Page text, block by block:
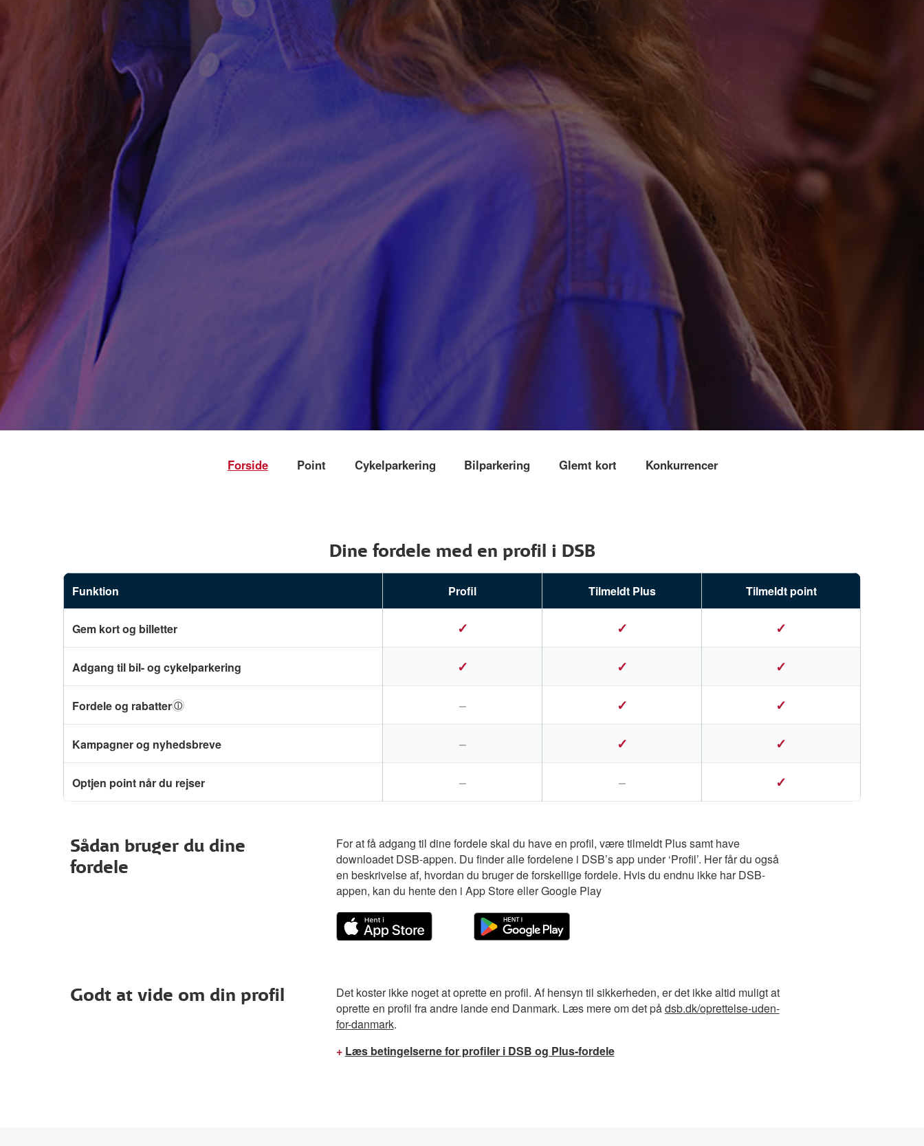
Forside Point Cykelparkering Bilparkering Glemt kort Konkurrencer
Dine fordele med en profil i DSB
Funktion Profil Tilmeldt Plus Tilmeldt point
Gem kort og billetter ✓ ✓ ✓
Adgang til bil- og cykelparkering ✓ ✓ ✓
Fordele og rabatterⓘ – ✓ ✓
Kampagner og nyhedsbreve – ✓ ✓
Optjen point når du rejser – – ✓
Sådan bruger du dine
fordele
For at få adgang til dine fordele skal du have en profil, være tilmeldt Plus samt have
downloadet DSB-appen. Du finder alle fordelene i DSB’s app under ‘Profil’. Her får du også
en beskrivelse af, hvordan du bruger de forskellige fordele. Hvis du endnu ikke har DSB-
appen, kan du hente den i App Store eller Google Play
Godt at vide om din profil
Det koster ikke noget at oprette en profil. Af hensyn til sikkerheden, er det ikke altid muligt at
oprette en profil fra andre lande end Danmark. Læs mere om det pådsb.dk/oprettelse-uden-
for-danmark.
+ Læs betingelserne for profiler i DSB og Plus-fordele